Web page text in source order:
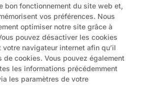
bon fonctionnement du site web et,
vos préférences. Nous
optimiser notre site grâce à
pouvez désactiver les cookies
votre navigateur internet afin qu’il
de cookies. Vous pouvez également
les informations précédemment
les paramètres de votre